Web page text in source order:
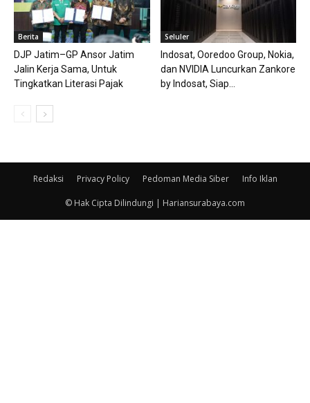
Berita
DJP Jatim–GP Ansor Jatim
Jalin Kerja Sama, Untuk
Tingkatkan Literasi Pajak
Seluler
Indosat, Ooredoo Group, Nokia,
dan NVIDIA Luncurkan Zankore
by Indosat, Siap...
Redaksi Privacy Policy Pedoman Media Siber Info Iklan
© Hak Cipta Dilindungi | Hariansurabaya.com